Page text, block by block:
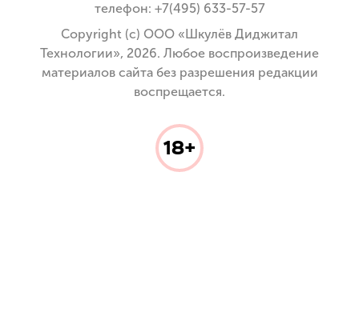
телефон: +7(495) 633-57-57
Copyright (с) ООО «Шкулёв Диджитал
Технологии», 2026. Любое воспроизведение
материалов сайта без разрешения редакции
воспрещается.
18+